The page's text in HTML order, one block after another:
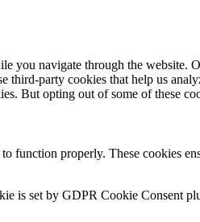
you navigate through the website.
third-party cookies that help us
But opting out of some of these
function properly. These cookies
is set by GDPR Cookie Consent